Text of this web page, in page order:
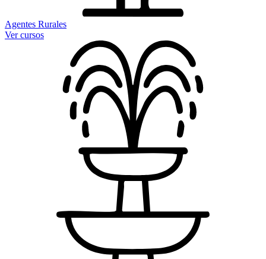
Agentes Rurales
Ver cursos